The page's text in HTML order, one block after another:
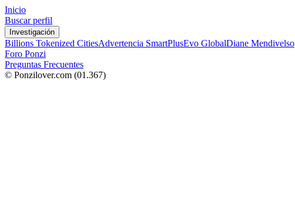
Inicio
Buscar perfil
Investigación
Billions Tokenized CitiesAdvertencia SmartPlusEvo GlobalDiane Mendivelso
Foro Ponzi
Preguntas Frecuentes
© Ponzilover.com (01.367)